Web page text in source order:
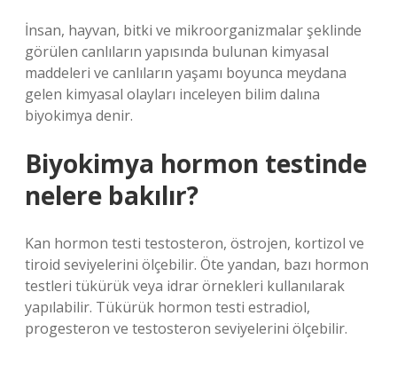
İnsan, hayvan, bitki ve mikroorganizmalar şeklinde
görülen canlıların yapısında bulunan kimyasal
maddeleri ve canlıların yaşamı boyunca meydana
gelen kimyasal olayları inceleyen bilim dalına
biyokimya denir.
Biyokimya hormon testinde
nelere bakılır?
Kan hormon testi testosteron, östrojen, kortizol ve
tiroid seviyelerini ölçebilir. Öte yandan, bazı hormon
testleri tükürük veya idrar örnekleri kullanılarak
yapılabilir. Tükürük hormon testi estradiol,
progesteron ve testosteron seviyelerini ölçebilir.